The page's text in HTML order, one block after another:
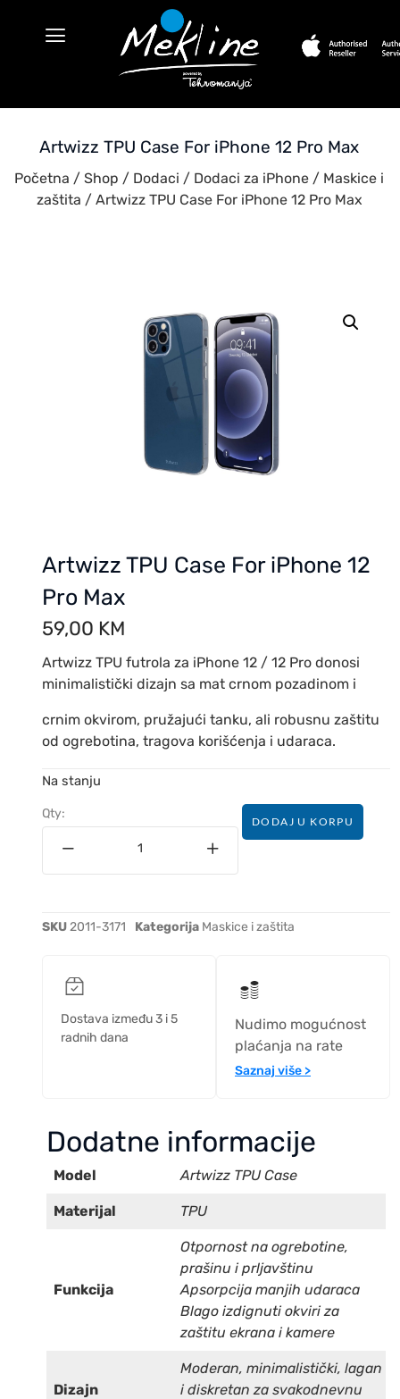
Artwizz TPU Case For iPhone 12 Pro Max
Početna / Shop / Dodaci / Dodaci za iPhone / Maskice i
zaštita / Artwizz TPU Case For iPhone 12 Pro Max
Artwizz TPU Case For iPhone 12
Pro Max
59,00 KM
Artwizz TPU futrola za iPhone 12 / 12 Pro donosi
minimalistički dizajn sa mat crnom pozadinom i
crnim okvirom, pružajući tanku, ali robusnu zaštitu
od ogrebotina, tragova korišćenja i udaraca.
Na stanju
Qty:
DODAJ U KORPU
SKU2011-3171 Kategorija Maskice i zaštita
Dostava između 3 i 5
radnih dana
Nudimo mogućnost
plaćanja na rate
Saznaj više >
Dodatne informacije
Model Artwizz TPU Case
Materijal TPU
Funkcija
Otpornost na ogrebotine,
prašinu i prljavštinu
Apsorpcija manjih udaraca
Blago izdignuti okviri za
zaštitu ekrana i kamere
Dizajn
Moderan, minimalistički, lagan
i diskretan za svakodnevnu